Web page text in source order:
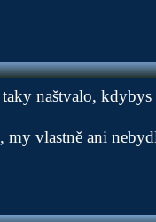
naštvalo,
my vlastně ani